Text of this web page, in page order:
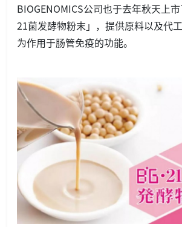
BIOGENOMICS公司也于去年秋天上
21菌发酵物粉末」，提供原料以及代
为作用于肠管免疫的功能。